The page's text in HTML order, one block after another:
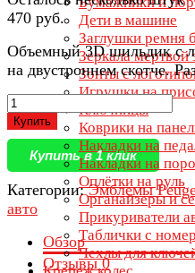
Дети в машине
Заглушки ремня
Зеркала мертвой
Зонты с
Игрушки на
Ключницы
Коврики на
Накладки на
Накладки на
Оплётки на руль
Органайзеры и
Прикуриватели
Таблички с
Чехлы для
470 руб.
Объемный 3D шильдик с
на двустроннем скотче.
Купить
Купить в 1 клик
Категории:Эмблемы
авто
Обзор
Отзывы0